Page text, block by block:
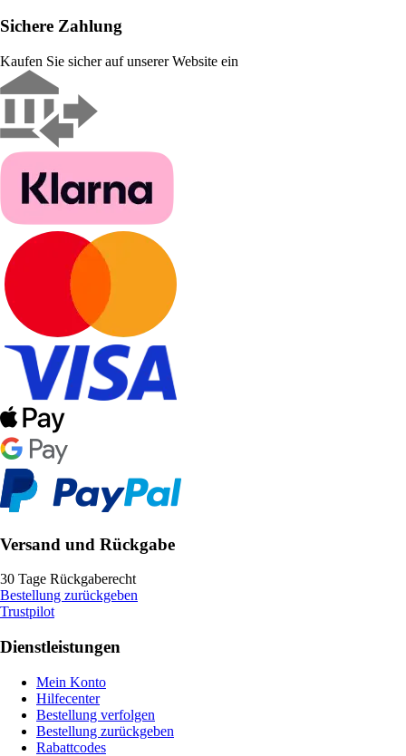
Sichere Zahlung
Kaufen Sie sicher auf unserer Website ein
Versand und Rückgabe
30 Tage Rückgaberecht
Bestellung zurückgeben
Trustpilot
Dienstleistungen
Mein Konto
Hilfecenter
Bestellung verfolgen
Bestellung zurückgeben
Rabattcodes